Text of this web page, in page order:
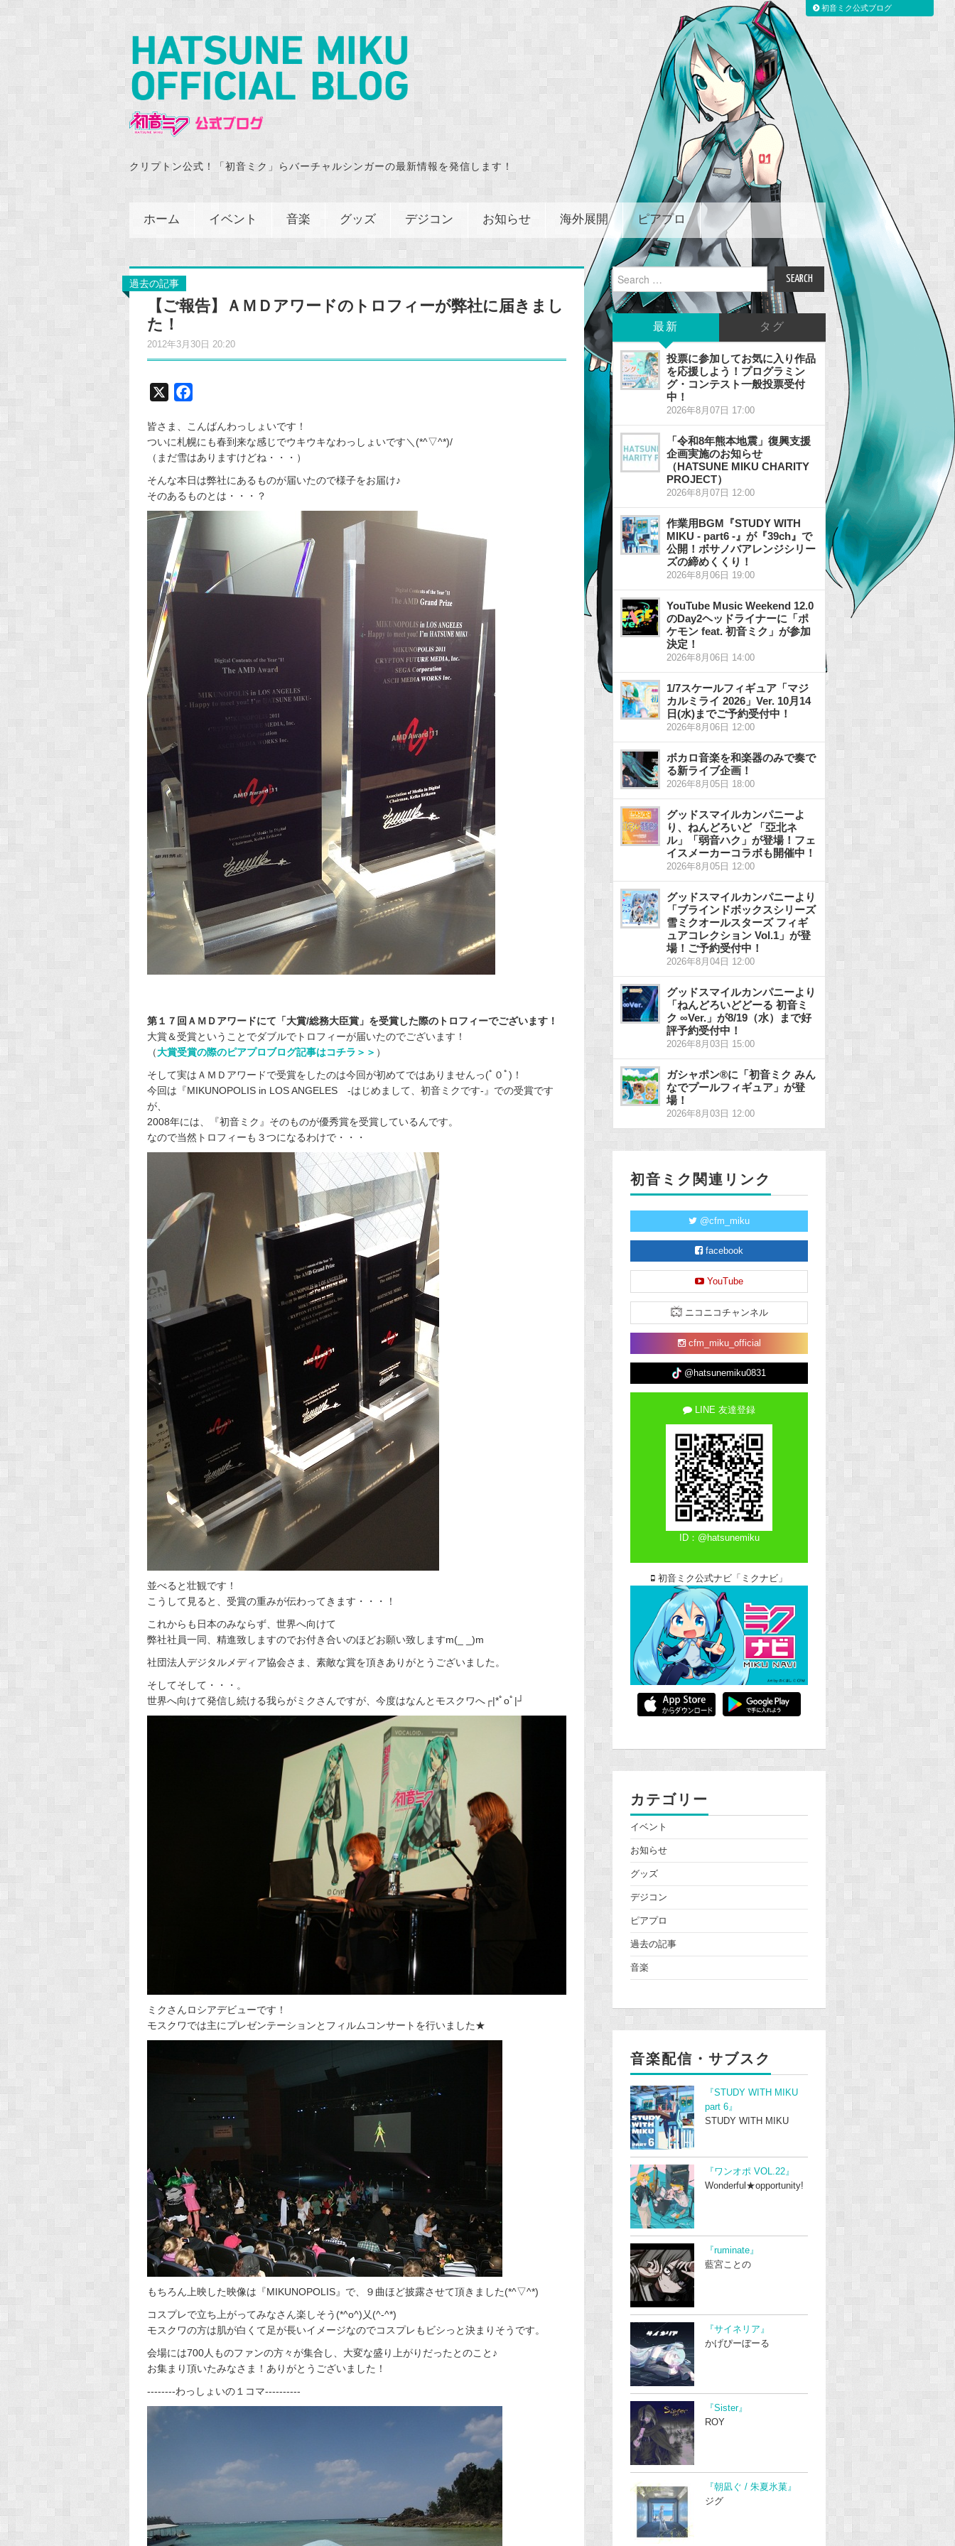
クリプトン公式！「初音ミク」らバーチャルシンガーの最新情報を発信します！
ホーム イベント 音楽 グッズ デジコン お知らせ 海外展開 ピアプロ
過去の記事
【ご報告】ＡＭＤアワードのトロフィーが弊社に届きまし
た！
2012年3月30日 20:20
c
e
b
o
o
k
皆さま、こんばんわっしょいです！
ついに札幌にも春到来な感じでウキウキなわっしょいです＼(*^▽^*)/
（まだ雪はありますけどね・・・）
そんな本日は弊社にあるものが届いたので様子をお届け♪
そのあるものとは・・・？
第１７回ＡＭＤアワードにて「大賞/総務大臣賞」を受賞した際のトロフィーでございます！
大賞＆受賞ということでダブルでトロフィーが届いたのでございます！
（大賞受賞の際のピアプロブログ記事はコチラ＞＞ ）
そして実はＡＭＤアワードで受賞をしたのは今回が初めてではありませんっ(ﾟ０ﾟ)！
今回は『MIKUNOPOLIS in LOS ANGELES -はじめまして、初音ミクです-』での受賞です
が、
2008年には、『初音ミク』そのものが優秀賞を受賞しているんです。
なので当然トロフィーも３つになるわけで・・・
並べると壮観です！
こうして見ると、受賞の重みが伝わってきます・・・！
これからも日本のみならず、世界へ向けて
弊社社員一同、精進致しますのでお付き合いのほどお願い致しますm(_ _)m
社団法人デジタルメディア協会さま、素敵な賞を頂きありがとうございました。
そしてそして・・・。
世界へ向けて発信し続ける我らがミクさんですが、今度はなんとモスクワへ┌|*ﾟoﾟ|┘
ミクさんロシアデビューです！
モスクワでは主にプレゼンテーションとフィルムコンサートを行いました★
もちろん上映した映像は『MIKUNOPOLIS』で、９曲ほど披露させて頂きました(*^▽^*)
コスプレで立ち上がってみなさん楽しそう(*^o^)乂(^-^*)
モスクワの方は肌が白くて足が長いイメージなのでコスプレもビシっと決まりそうです。
会場には700人ものファンの方々が集合し、大変な盛り上がりだったとのこと♪
お集まり頂いたみなさま！ありがとうございました！
--------わっしょいの１コマ----------
Search
for:
最新 タグ
投票に参加してお気に入り作品
を応援しよう！プログラミン
グ・コンテスト一般投票受付
中！
2026年8月07日 17:00
「令和8年熊本地震」復興支援
企画実施のお知らせ
（HATSUNE MIKU CHARITY
PROJECT）
2026年8月07日 12:00
作業用BGM『STUDY WITH
MIKU - part6 -』が『39ch』で
公開！ボサノバアレンジシリー
ズの締めくくり！
2026年8月06日 19:00
YouTube Music Weekend 12.0
のDay2ヘッドライナーに「ポ
ケモン feat. 初音ミク」が参加
決定！
2026年8月06日 14:00
1/7スケールフィギュア「マジ
カルミライ 2026」Ver. 10月14
日(水)までご予約受付中！
2026年8月06日 12:00
ボカロ音楽を和楽器のみで奏で
る新ライブ企画！
2026年8月05日 18:00
グッドスマイルカンパニーよ
り、ねんどろいど 「亞北ネ
ル」「弱音ハク」が登場！フェ
イスメーカーコラボも開催中！
2026年8月05日 12:00
グッドスマイルカンパニーより
「ブラインドボックスシリーズ
雪ミクオールスターズ フィギ
ュアコレクション Vol.1」が登
場！ご予約受付中！
2026年8月04日 12:00
グッドスマイルカンパニーより
「ねんどろいどどーる 初音ミ
ク ∞Ver.」が8/19（水）まで好
評予約受付中！
2026年8月03日 15:00
ガシャポン®に「初音ミク みん
なでプールフィギュア」が登
場！
2026年8月03日 12:00
初音ミク関連リンク
@cfm_miku
facebook
YouTube
ニコニコチャンネル
cfm_miku_official
@hatsunemiku0831
LINE 友達登録
ID：@hatsunemiku
初音ミク公式ナビ「ミクナビ」
カテゴリー
イベント
お知らせ
グッズ
デジコン
ピアプロ
過去の記事
音楽
音楽配信・サブスク
『STUDY WITH MIKU
part 6』
STUDY WITH MIKU
『ワンオポ VOL.22』
Wonderful★opportunity!
『ruminate』
藍宮ことの
『サイネリア』
かげぴーぼーる
『Sister』
ROY
『朝凪ぐ / 朱夏氷菓』
ジグ
初音ミク公式ブログ